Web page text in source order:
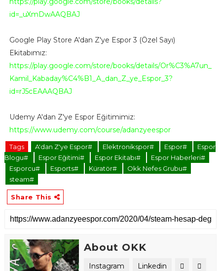
id=_uXmDwAAQBAJ
Google Play Store A'dan Z'ye Espor 3 (Özel Sayı)
Ekitabımız:
https://play.google.com/store/books/details/Or%C3%A7un_
Kamil_Kabaday%C4%B1_A_dan_Z_ye_Espor_3?
id=rJ5cEAAAQBAJ
Udemy A'dan Z'ye Espor Eğitimimiz:
https://www.udemy.com/course/adanzyeespor
Tags A'dan Z'ye Espor# Elektronikspor# Espor#
Espor
Blogu#
Espor Eğitimi# Espor Ekitabı#
Espor Haberleri#
Esporcu#
Esports# Küratör#
Okk Nefes Grubu#
steam#
Share This
About OKK
Instagram Linkedin